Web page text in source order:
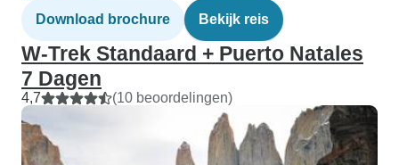
Download brochure Bekijk reis
W-Trek Standaard + Puerto Natales
7 Dagen
4,7 (10 beoordelingen)